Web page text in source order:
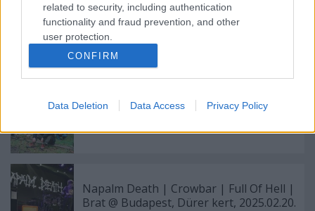
related to security, including authentication
functionality and fraud prevention, and other
user protection.
CONFIRM
Data Deletion Data Access Privacy Policy
Broken Sword, Rotten Shield - Hétdalos
EP-vel jön a Full Of Hell, itt van közülük
egy
Napalm Death | Crowbar | Full Of Hell |
Brat @ Budapest, Dürer kert, 2025.02.20.